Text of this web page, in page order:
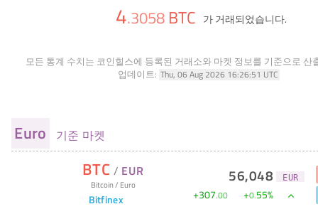
4.3058 BTC 가 거래되었습니다.
모든 통계 수치는 코인힐스에 등록된 거래소와 마켓 정보를 기준으로 산
업데이트: Thu, 06 Aug 2026 16:26:51 UTC
Euro 기준 마켓
BTC / EUR
Bitcoin/ Euro
Bitfinex
56,048 EUR
+307.00 +0.55%